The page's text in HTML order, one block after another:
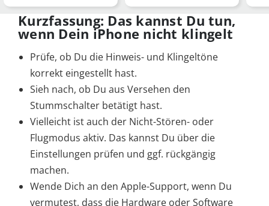
das Update
Kurzfassung: Das kannst Du tun,
wenn Dein iPhone nicht klingelt
Prüfe, ob Du die Hinweis- und Klingeltöne
korrekt eingestellt hast.
Sieh nach, ob Du aus Versehen den
Stummschalter betätigt hast.
Vielleicht ist auch der Nicht-Stören- oder
Flugmodus aktiv. Das kannst Du über die
Einstellungen prüfen und ggf. rückgängig
machen.
Wende Dich an den Apple-Support, wenn Du
vermutest, dass die Hardware oder Software